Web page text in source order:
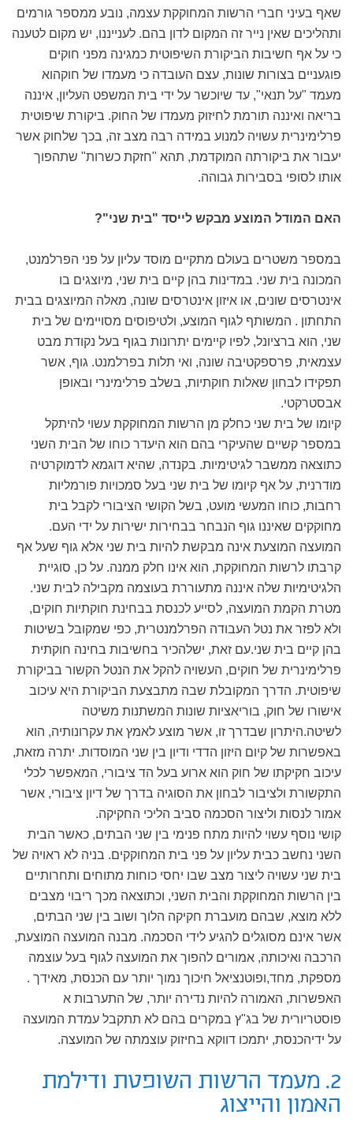
שאף בעיני חברי הרשות המחוקקת עצמה, נובע ממספר גורמים
ותהליכים שאין נייר זה המקום לדון בהם. לענייננו, יש מקום לטענה
כי על אף חשיבות הביקורת השיפוטית כמגינה מפני חוקים
פוגעניים בצורות שונות, עצם העובדה כי מעמדו של חוקהוא
מעמד "על תנאי", עד שיוכשר על ידי בית המשפט העליון, איננה
בריאה ואיננה תורמת לחיזוק מעמדו של החוק. ביקורת שיפוטית
פרלימינרית עשויה למנוע במידה רבה מצב זה, בכך שלחוק אשר
יעבור את ביקורתה המוקדמת, תהא "חזקת כשרות" שתהפוך
אותו לסופי בסבירות גבוהה.
האם המודל המוצע מבקש לייסד "בית שני"?
במספר משטרים בעולם מתקיים מוסד עליון על פני הפרלמנט,
המכונה בית שני. במדינות בהן קיים בית שני, מיוצגים בו
אינטרסים שונים, או איזון אינטרסים שונה, מאלה המיוצגים בבית
התחתון . המשותף לגוף המוצע, ולטיפוסים מסויימים של בית
שני, הוא ברציונל, לפיו קיימים יתרונות בגוף בעל נקודת מבט
עצמאית, פרספקטיבה שונה, ואי תלות בפרלמנט. גוף, אשר
תפקידו לבחון שאלות חוקתיות, בשלב פרלימינרי ובאופן
אבסטרקטי.
קיומו של בית שני כחלק מן הרשות המחוקקת עשוי להיתקל
במספר קשיים שהעיקרי בהם הוא היעדר כוחו של הבית השני
כתוצאה ממשבר לגיטימיות. בקנדה, שהיא דוגמא לדמוקרטיה
מודרנית, על אף קיומו של בית שני בעל סמכויות פורמליות
רחבות, כוחו המעשי מועט, בשל הקושי הציבורי לקבל בית
מחוקקים שאיננו גוף הנבחר בבחירות ישירות על ידי העם.
המועצה המוצעת אינה מבקשת להיות בית שני אלא גוף שעל אף
קרבתו לרשות המחוקקת, הוא אינו חלק ממנה. על כן, סוגיית
הלגיטימיות שלה איננה מתעוררת בעוצמה מקבילה לבית שני.
מטרת הקמת המועצה, לסייע לכנסת בבחינת חוקתיות חוקים,
ולא לפזר את נטל העבודה הפרלמנטרית, כפי שמקובל בשיטות
בהן קיים בית שני.עם זאת, ישלהכיר בחשיבות בחינה חוקתית
פרלימינרית של חוקים, העשויה להקל את הנטל הקשור בביקורת
שיפוטית. הדרך המקובלת שבה מתבצעת הביקורת היא עיכוב
אישורו של חוק, בוריאציות שונות המשתנות משיטה
לשיטה.היתרון שבדרך זו, אשר מוצע לאמץ את עקרונותיה, הוא
באפשרות של קיום היזון הדדי ודיון בין שני המוסדות. יתרה מזאת,
עיכוב חקיקתו של חוק הוא ארוע בעל הד ציבורי, המאפשר לכלי
התקשורת ולציבור לבחון את הסוגיה בדרך של דיון ציבורי, אשר
אמור לנסות וליצור הסכמה סביב הליכי החקיקה.
קושי נוסף עשוי להיות מתח פנימי בין שני הבתים, כאשר הבית
השני נחשב כבית עליון על פני בית המחוקקים. בניה לא ראויה של
בית שני עשויה ליצור מצב שבו יחסי כוחות מתוחים ותחרותיים
בין הרשות המחוקקת והבית השני, וכתוצאה מכך ריבוי מצבים
ללא מוצא, שבהם מועברת חקיקה הלוך ושוב בין שני הבתים,
אשר אינם מסוגלים להגיע לידי הסכמה. מבנה המועצה המוצעת,
הרכבה ואיכותה, אמורים להפוך את המועצה לגוף בעל עוצמה
מספקת, מחד,ופוטנציאל חיכוך נמוך יותר עם הכנסת, מאידך .
האפשרות, האמורה להיות נדירה יותר, של התערבות א
פוסטריורית של בג"ץ במקרים בהם לא תתקבל עמדת המועצה
על ידיהכנסת, יתמכו דווקא בחיזוק עוצמתה של המועצה.
2. מעמד הרשות השופטת ודילמת
האמון והייצוג